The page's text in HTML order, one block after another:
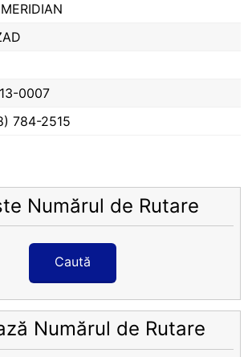
0007
784-2515
Numărul de Rutare
Caută
Numărul de Rutare